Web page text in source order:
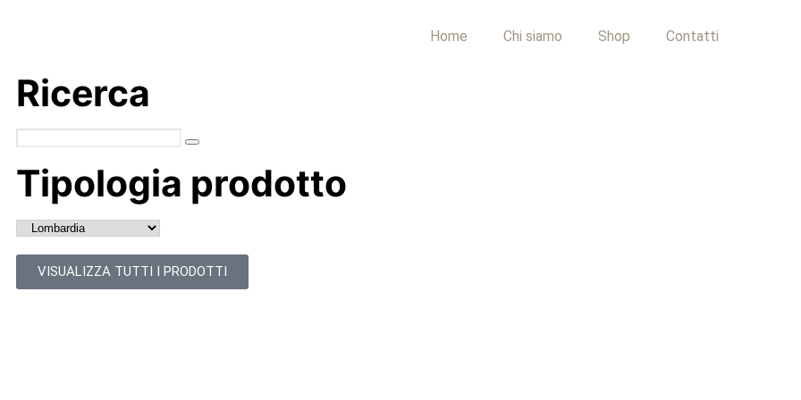
Home Chi siamo Shop Contatti
Ricerca
Tipologia prodotto
VISUALIZZA TUTTI I PRODOTTI